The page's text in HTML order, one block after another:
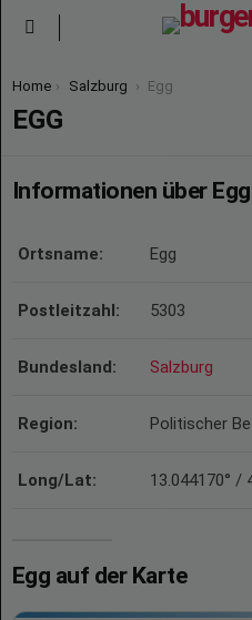
You are here:
Home Salzburg Egg
EGG
Informationen über Egg
Ortsname: Egg
Postleitzahl: 5303
Bundesland: Salzburg
Region: Politischer
Long/Lat: 13.044170° /
Egg auf der Karte